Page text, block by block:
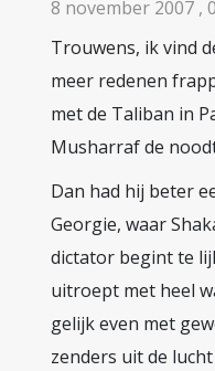
8 november 2007 ,
Trouwens, ik vind
meer redenen
met de Taliban in
Musharraf de
Dan had hij beter
Georgie, waar
dictator begint te
uitroept met heel
gelijk even met
zenders uit de